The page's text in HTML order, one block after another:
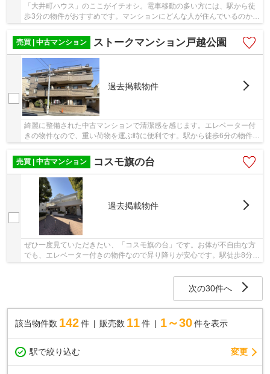
「大井町ハウス」のここがイチオシ。電車移動の多い方には、駅から徒
歩3分の物件がおすすめです。マンションにどんな人が住んでいるのかも
売買 | 中古マンション
ストークマンション戸越公園
過去掲載物件
綺麗に整備された中古マンションで清潔感を感じます。エレベーター付
きの物件なので、重い荷物を運ぶ時に便利です。駅から徒歩6分の物件で
売買 | 中古マンション
コスモ旗の台
過去掲載物件
ぜひ一度見ていただきたい、「コスモ旗の台」です。お体が不自由な方
でも、エレベーター付きの物件なので昇り降りが安心です。駅徒歩8分の
次の30件へ
該当物件数 142件 販売数 11 件 1～30 件を表示
駅で絞り込む 変更